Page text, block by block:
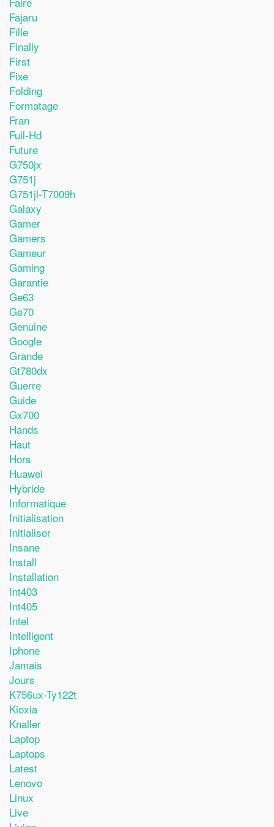
Fajaru
Fille
Finally
First
Fixe
Folding
Formatage
Fran
Full-Hd
Future
G750jx
G751j
G751jl-T7009h
Galaxy
Gamer
Gamers
Gameur
Gaming
Garantie
Ge63
Ge70
Genuine
Google
Grande
Gt780dx
Guerre
Guide
Gx700
Hands
Haut
Hors
Huawei
Hybride
Informatique
Initialisation
Initialiser
Insane
Install
Installation
Int403
Int405
Intel
Intelligent
Iphone
Jamais
Jours
K756ux-Ty122t
Kioxia
Knaller
Laptop
Laptops
Latest
Lenovo
Linux
Live